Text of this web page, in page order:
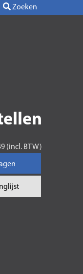
Zoeken
(incl. BTW)